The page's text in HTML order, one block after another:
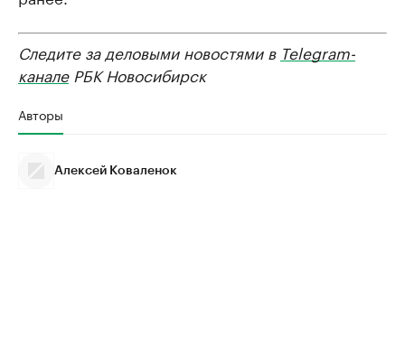
Следите за деловыми новостями в Telegram-
каналеРБК Новосибирск
Авторы
Алексей Коваленок